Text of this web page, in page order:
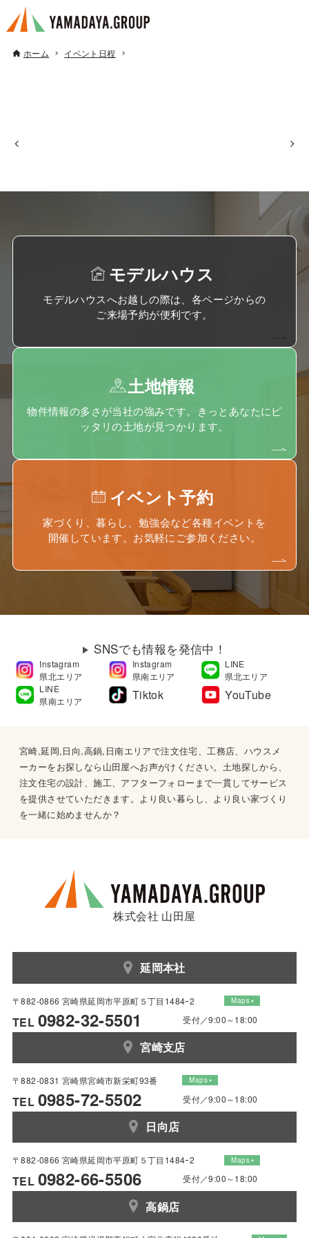
ホーム イベント日程
モデルハウス
モデルハウスへお越しの際は、各ページからの
ご来場予約が便利です。
土地情報
物件情報の多さが当社の強みです。きっとあなたにピ
ッタリの土地が見つかります。
イベント予約
家づくり、暮らし、勉強会など各種イベントを
開催しています。お気軽にご参加ください。
SNSでも情報を発信中！
Instagram
県北エリア
Instagram
県南エリア
LINE
県北エリア
LINE
県南エリア
Tiktok YouTube
宮崎,延岡,日向,高鍋,日南エリアで注文住宅、工務店、ハウスメ
ーカーをお探しなら山田屋へお声がけください。土地探しから、
注文住宅の設計、施工、アフターフォローまで一貫してサービス
を提供させていただきます。より良い暮らし、より良い家づくり
を一緒に始めませんか？
株式会社 山田屋
延岡本社
〒882-0866 宮崎県延岡市平原町５丁目1484ｰ2 Maps
TEL 0982-32-5501 受付／9:00～18:00
宮崎支店
〒882-0831 宮崎県宮崎市新栄町93番 Maps
TEL 0985-72-5502 受付／9:00～18:00
日向店
〒882-0866 宮崎県延岡市平原町５丁目1484ｰ2 Maps
TEL 0982-66-5506 受付／9:00～18:00
高鍋店